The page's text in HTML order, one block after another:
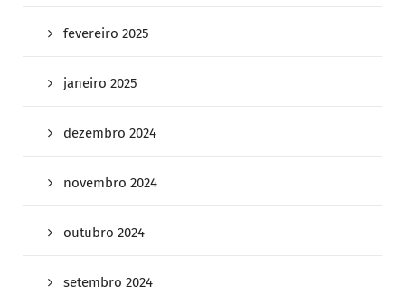
fevereiro 2025
janeiro 2025
dezembro 2024
novembro 2024
outubro 2024
setembro 2024